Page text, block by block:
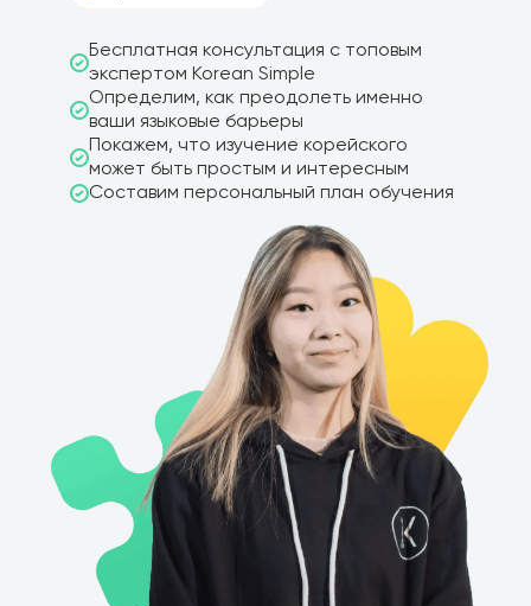
Бесплатная консультация с топовым
экспертом Korean Simple
Определим, как преодолеть именно
ваши языковые барьеры
Покажем, что изучение корейского
может быть простым и интересным
Составим персональный план обучения